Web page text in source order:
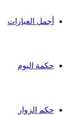
أجمل العبارات
حكمة اليوم
حكم الزوار